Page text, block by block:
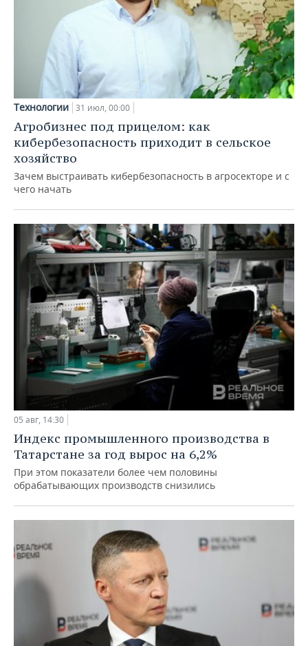
Технологии 31 июл, 00:00
Агробизнес под прицелом: как
кибербезопасность приходит в сельское
хозяйство
Зачем выстраивать кибербезопасность в агросекторе и с
чего начать
05 авг, 14:30
Индекс промышленного производства в
Татарстане за год вырос на 6,2%
При этом показатели более чем половины
обрабатывающих производств снизились